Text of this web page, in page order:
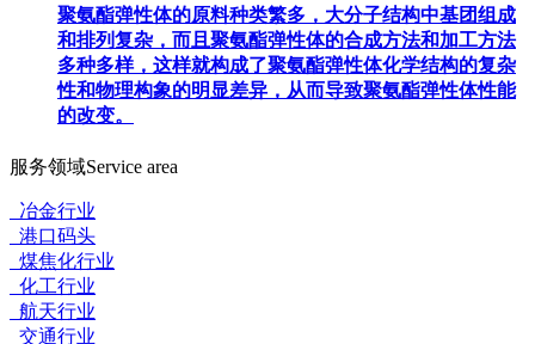
聚氨酯弹性体的原料种类繁多，大分子结构中基团组成
和排列复杂，而且聚氨酯弹性体的合成方法和加工方法
多种多样，这样就构成了聚氨酯弹性体化学结构的复杂
性和物理构象的明显差异，从而导致聚氨酯弹性体性能
的改变。
服务领域Service area
冶金行业
港口码头
煤焦化行业
化工行业
航天行业
交通行业